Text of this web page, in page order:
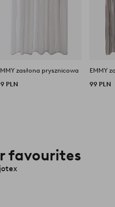
zasłona prysznicowa
PLN
EMMY
99 PLN
favourites